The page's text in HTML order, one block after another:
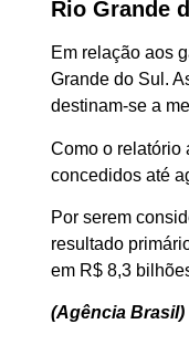
Rio Grande
Em relação aos
Grande do Sul.
destinam-se a
Como o relatório
concedidos até
Por serem
resultado
em R$ 8,3
(Agência Brasil)